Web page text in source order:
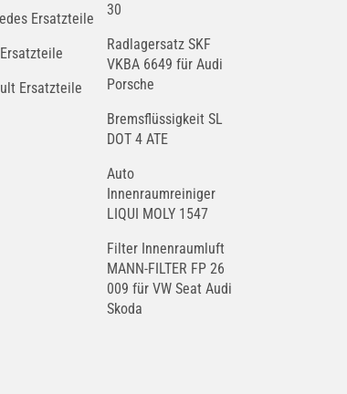
Ersatzteile
Ersatzteile
30
Radlagersatz SKF
VKBA 6649 für Audi
Porsche
Bremsflüssigkeit SL
DOT 4 ATE
Auto
Innenraumreiniger
LIQUI MOLY 1547
Filter Innenraumluft
MANN-FILTER FP 26
009 für VW Seat Audi
Skoda